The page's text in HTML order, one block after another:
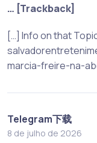
… [Trackback]
[…] Info on that
marcia-freire-na-
Telegram下载
8 de julho de 2026